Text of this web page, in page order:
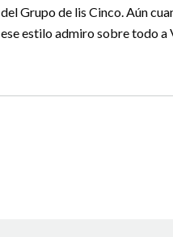
Grupo de lis Cinco. Aún
estilo admiro sobre todo